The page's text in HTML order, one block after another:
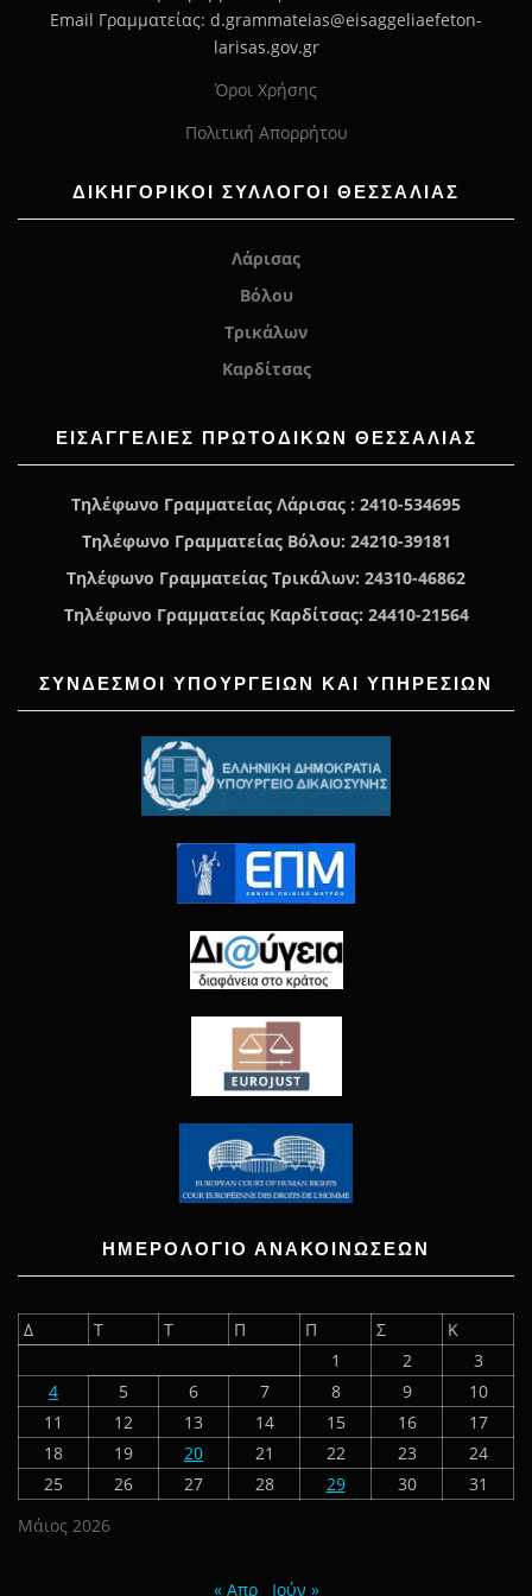
Email Γραμματείας: d.grammateias@eisaggeliaefeton-
larisas.gov.gr
Όροι Χρήσης
Πολιτική Απορρήτου
ΔΙΚΗΓΟΡΙΚΟΙ ΣΥΛΛΟΓΟΙ ΘΕΣΣΑΛΙΑΣ
Λάρισας
Βόλου
Τρικάλων
Καρδίτσας
ΕΙΣΑΓΓΕΛΊΕΣ ΠΡΩΤΟΔΙΚΏΝ ΘΕΣΣΑΛΙΑΣ
Τηλέφωνο Γραμματείας Λάρισας : 2410-534695
Τηλέφωνο Γραμματείας Βόλου: 24210-39181
Τηλέφωνο Γραμματείας Τρικάλων: 24310-46862
Τηλέφωνο Γραμματείας Καρδίτσας: 24410-21564
ΣΥΝΔΕΣΜΟΙ ΥΠΟΥΡΓΕΙΩΝ ΚΑΙ ΥΠΗΡΕΣΙΩΝ
ΗΜΕΡΟΛΟΓΙΟ ΑΝΑΚΟΙΝΩΣΕΩΝ
Μάιος 2026
Δ Τ Τ Π Π Σ
Κ
1
2
3
4
5 6 7 8 9
10
11
12 13 14 15 16
17
18
19 20 21 22 23
24
25
26 27 28 29 30 31
« Απρ Ιούν »